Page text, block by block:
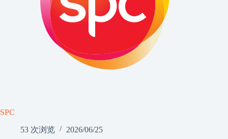
SPC
53 次浏览
2026/06/25